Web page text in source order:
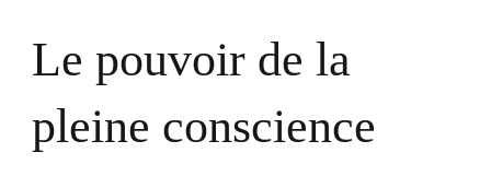
Le pouvoir de la
pleine conscience